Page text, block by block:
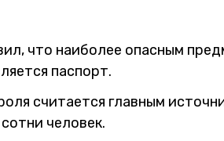
что наиболее опасным
паспорт.
считается главным
человек.